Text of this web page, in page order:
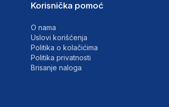
Korisnička pomoć
O nama
Uslovi korišćenja
Politika o kolačićima
Politika privatnosti
Brisanje naloga